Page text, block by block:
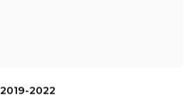
2019-2022